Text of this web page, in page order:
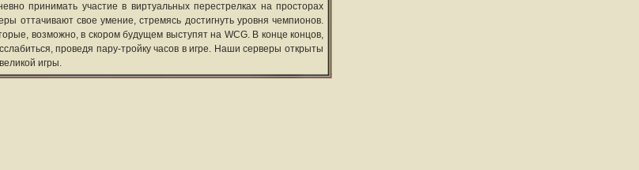
принимать участие в виртуальных перестрелках на просторах
оттачивают свое умение, стремясь достигнуть уровня чемпионов.
возможно, в скором будущем выступят на WCG. В конце концов,
проведя пару-тройку часов в игре. Наши серверы открыты
игры.